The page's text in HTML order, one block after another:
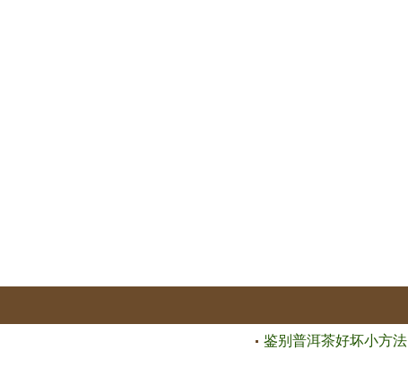
鉴别普洱茶好坏小方法